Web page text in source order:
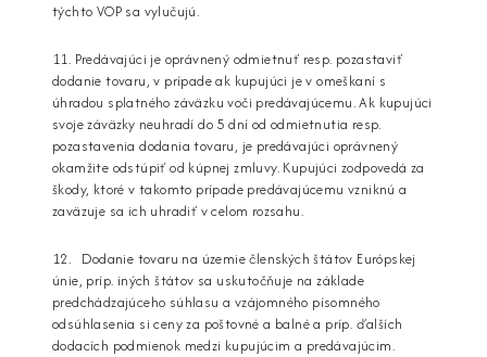
týchto VOP sa vylučujú.
11. Predávajúci je oprávnený odmietnuť resp. pozastaviť
dodanie tovaru, v prípade ak kupujúci je v omeškaní s
úhradou splatného záväzku voči predávajúcemu. Ak kupujúci
svoje záväzky neuhradí do 5 dní od odmietnutia resp.
pozastavenia dodania tovaru, je predávajúci oprávnený
okamžite odstúpiť od kúpnej zmluvy. Kupujúci zodpovedá za
škody, ktoré v takomto prípade predávajúcemu vzniknú a
zaväzuje sa ich uhradiť v celom rozsahu.
12. Dodanie tovaru na územie členských štátov Európskej
únie, príp. iných štátov sa uskutočňuje na základe
predchádzajúceho súhlasu a vzájomného písomného
odsúhlasenia si ceny za poštovné a balné a príp. ďalších
dodacích podmienok medzi kupujúcim a predávajúcim.